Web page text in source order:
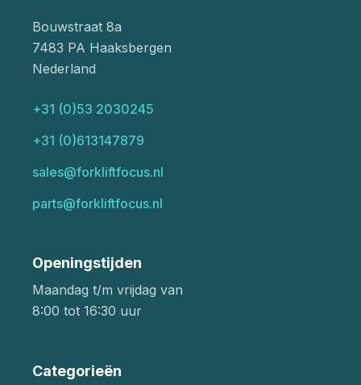
Bouwstraat 8a
7483 PA Haaksbergen
Nederland
+31 (0)53 2030245
+31 (0)613147879
sales@forkliftfocus.nl
parts@forkliftfocus.nl
Openingstijden
Maandag t/m vrijdag van
8:00 tot 16:30 uur
Categorieën